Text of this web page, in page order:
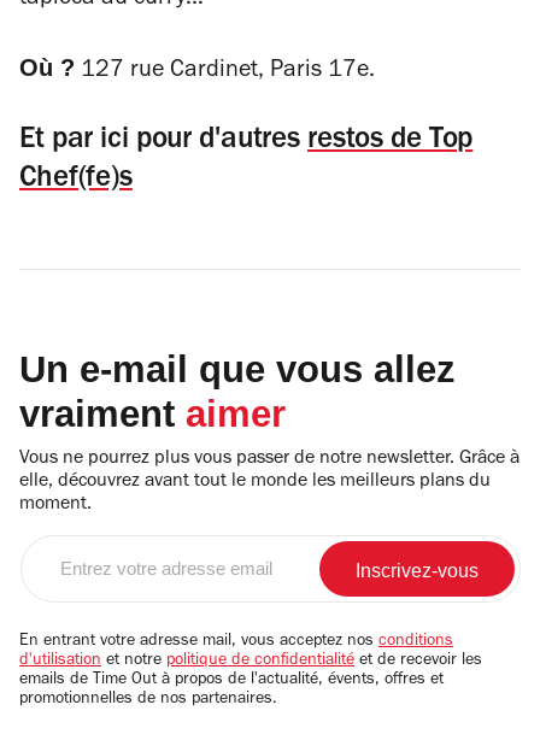
Où ? 127 rue Cardinet, Paris 17e.
Et par ici pour d'autresrestos de Top
Chef(fe)s
Un e-mail que vous allez
vraiment aimer
Vous ne pourrez plus vous passer de notre newsletter. Grâce à
elle, découvrez avant tout le monde les meilleurs plans du
moment.
email
En entrant votre adresse mail, vous acceptez nos conditions
d'utilisation et notre politique de confidentialité et de recevoir les
emails de Time Out à propos de l'actualité, évents, offres et
promotionnelles de nos partenaires.